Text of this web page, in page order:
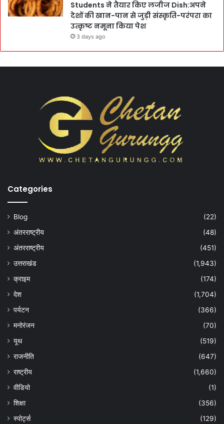
Students ने तैयार किए लजीज Dish:अपने
देशों की खान-पान से जुड़ी संस्कृति-परंपरा का
उत्कृष्ट नमूना किया पेश
3 days ago
Categories
Blog
(22)
अंतरराष्ट्रीय
(48)
अंतरराष्ट्रीय
(451)
उत्तराखंड
(1,943)
क्राइम
(174)
देश
(1,704)
पर्यटन
(366)
मनोरंजन
(70)
यूथ
(519)
राजनीति
(647)
राष्ट्रीय
(1,660)
वीडियो
(1)
शिक्षा
(356)
स्पोर्ट्स
(129)